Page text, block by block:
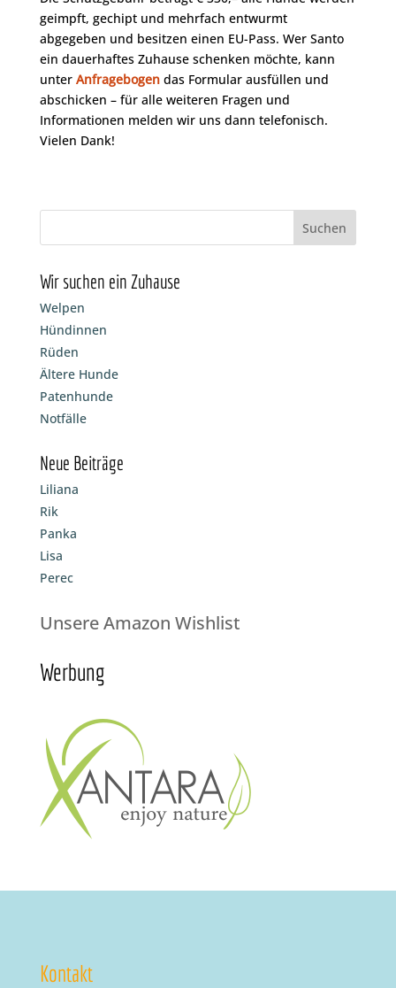
geimpft, gechipt und mehrfach entwurmt
abgegeben und besitzen einen EU-Pass. Wer Santo
ein dauerhaftes Zuhause schenken möchte, kann
unter Anfragebogendas Formular ausfüllen und
abschicken – für alle weiteren Fragen und
Informationen melden wir uns dann telefonisch.
Vielen Dank!
Wir suchen ein Zuhause
Welpen
Hündinnen
Rüden
Ältere Hunde
Patenhunde
Notfälle
Neue Beiträge
Liliana
Rik
Panka
Lisa
Perec
Unsere Amazon Wishlist
Werbung
Kontakt